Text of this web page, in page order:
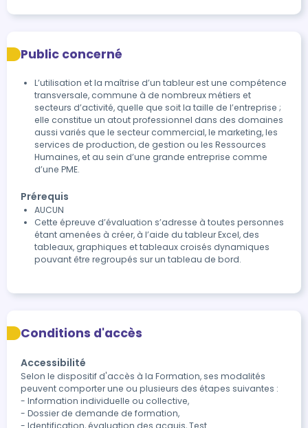
Public concerné
L’utilisation et la maîtrise d’un tableur est une compétence
transversale, commune à de nombreux métiers et
secteurs d’activité, quelle que soit la taille de l’entreprise ;
elle constitue un atout professionnel dans des domaines
aussi variés que le secteur commercial, le marketing, les
services de production, de gestion ou les Ressources
Humaines, et au sein d’une grande entreprise comme
d’une PME.
Prérequis
AUCUN
Cette épreuve d’évaluation s’adresse à toutes personnes
étant amenées à créer, à l’aide du tableur Excel, des
tableaux, graphiques et tableaux croisés dynamiques
pouvant être regroupés sur un tableau de bord.
Conditions d'accès
Accessibilité
Selon le dispositif d'accès à la Formation, ses modalités
peuvent comporter une ou plusieurs des étapes suivantes :
- Information individuelle ou collective,
- Dossier de demande de formation,
- Identification, évaluation des acquis, Test